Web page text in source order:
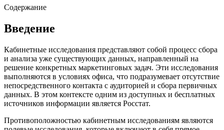
Содержание
Введение
Кабинетные исследования представляют собой процесс сбора
и анализа уже существующих данных, направленный на
решение конкретных маркетинговых задач. Эти исследования
выполняются в условиях офиса, что подразумевает отсутствие
непосредственного контакта с аудиторией и сбора первичных
данных. В этом контексте одним из доступных и бесплатных
источников информации является Росстат.
Противоположностью кабинетным исследованиям являются